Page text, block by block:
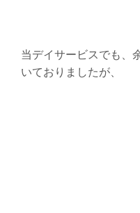
当デイサービスでも、
いておりましたが、